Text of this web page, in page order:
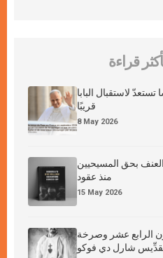
قراءة
لاستقبال البابا
قريبًا
8 May 2026
العنف بحق المسيحيين
منذ عقود
15 May 2026
الرابع عشر وصرخة
شارل دي فوكو